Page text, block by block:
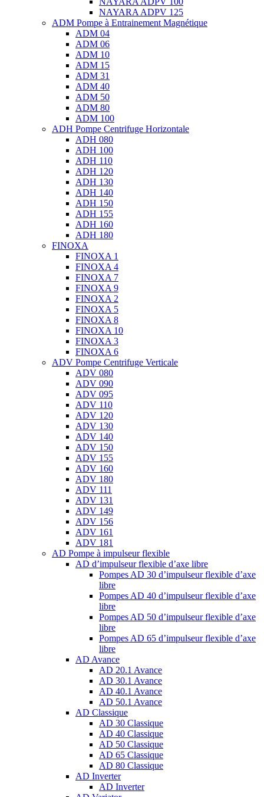
NAYARA ADPV 125
ADM Pompe à Entrainement Magnétique
ADM 04
ADM 06
ADM 10
ADM 15
ADM 31
ADM 40
ADM 50
ADM 80
ADM 100
ADH Pompe Centrifuge Horizontale
ADH 080
ADH 100
ADH 110
ADH 120
ADH 130
ADH 140
ADH 150
ADH 155
ADH 160
ADH 180
FINOXA
FINOXA 1
FINOXA 4
FINOXA 7
FINOXA 9
FINOXA 2
FINOXA 5
FINOXA 8
FINOXA 10
FINOXA 3
FINOXA 6
ADV Pompe Centrifuge Verticale
ADV 080
ADV 090
ADV 095
ADV 110
ADV 120
ADV 130
ADV 140
ADV 150
ADV 155
ADV 160
ADV 180
ADV 111
ADV 131
ADV 149
ADV 156
ADV 161
ADV 181
AD Pompe à impulseur flexible
AD d’impulseur flexible d’axe libre
Pompes AD 30 d’impulseur flexible d’axe
libre
Pompes AD 40 d’impulseur flexible d’axe
libre
Pompes AD 50 d’impulseur flexible d’axe
libre
Pompes AD 65 d’impulseur flexible d’axe
libre
AD Avance
AD 20.1 Avance
AD 30.1 Avance
AD 40.1 Avance
AD 50.1 Avance
AD Classique
AD 30 Classique
AD 40 Classique
AD 50 Classique
AD 65 Classique
AD 80 Classique
AD Inverter
AD Inverter